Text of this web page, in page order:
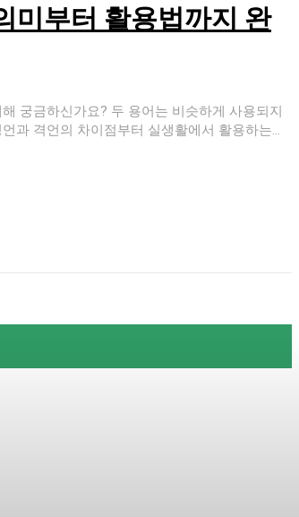
미부터 활용법까지 완
궁금하신가요? 두 용어는 비슷하게 사용되지
과 격언의 차이점부터 실생활에서 활용하는...